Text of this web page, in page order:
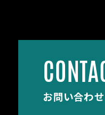
お問い合わせ